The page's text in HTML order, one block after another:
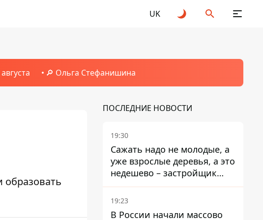
UK
🔎 Ольга Стефанишина
ПОСЛЕДНИЕ НОВОСТИ
19:30
Сажать надо не молодые, а
уже взрослые деревья, а это
недешево – застройщик
Никонов
19:23
В России начали массово